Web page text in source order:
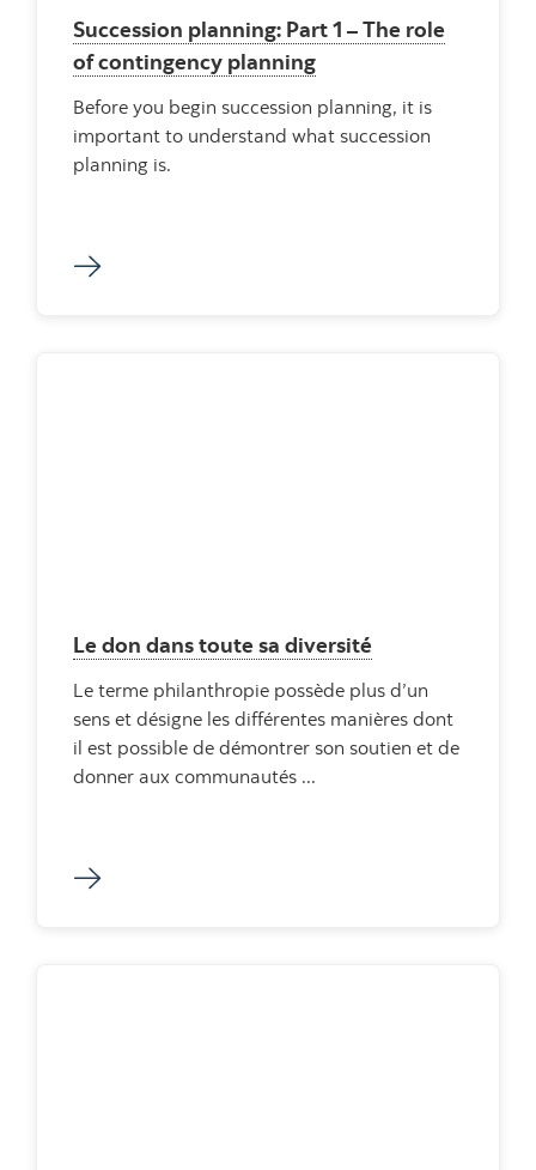
Succession planning: Part 1 – The role
of contingency planning
Before you begin succession planning, it is
important to understand what succession
planning is.
Le don dans toute sa diversité
Le terme philanthropie possède plus d’un
sens et désigne les différentes manières dont
il est possible de démontrer son soutien et de
donner aux communautés ...